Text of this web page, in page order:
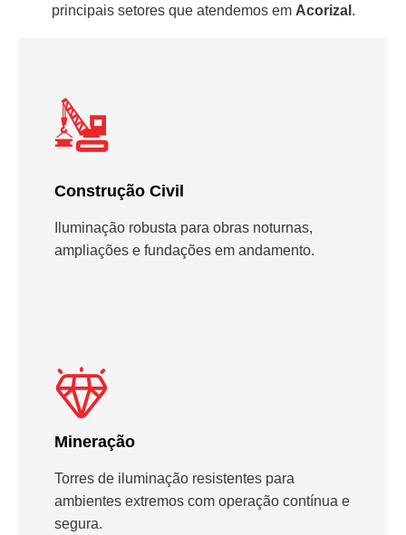
principais setores que atendemos em Acorizal .
Construção Civil
Iluminação robusta para obras noturnas,
ampliações e fundações em andamento.
Mineração
Torres de iluminação resistentes para
ambientes extremos com operação contínua e
segura.